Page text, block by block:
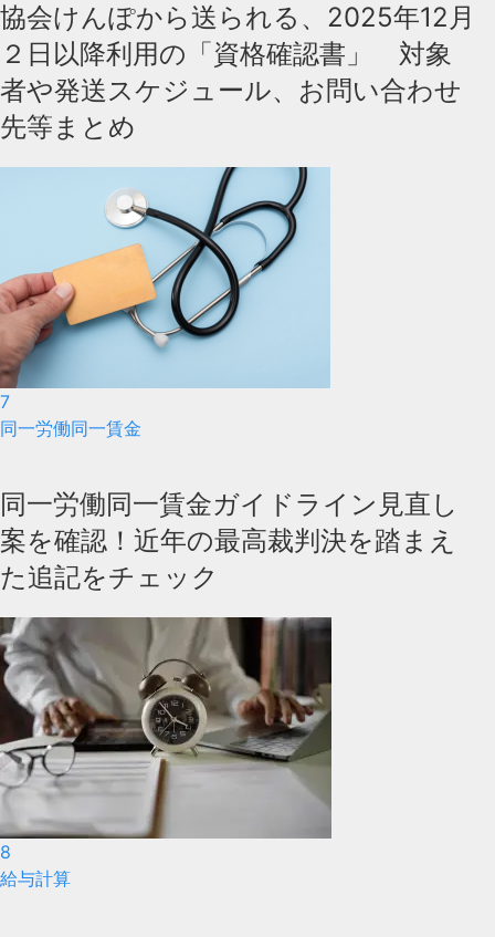
協会けんぽから送られる、2025年12月
２日以降利用の「資格確認書」 対象
者や発送スケジュール、お問い合わせ
先等まとめ
7
同一労働同一賃金
同一労働同一賃金ガイドライン見直し
案を確認！近年の最高裁判決を踏まえ
た追記をチェック
8
給与計算